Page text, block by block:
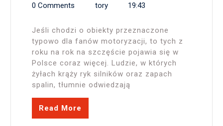
0 Comments
tory 19:43
Jeśli chodzi o obiekty przeznaczone
typowo dla fanów motoryzacji, to tych z
roku na rok na szczęście pojawia się w
Polsce coraz więcej. Ludzie, w których
żyłach krąży ryk silników oraz zapach
spalin, tłumnie odwiedzają
Read More